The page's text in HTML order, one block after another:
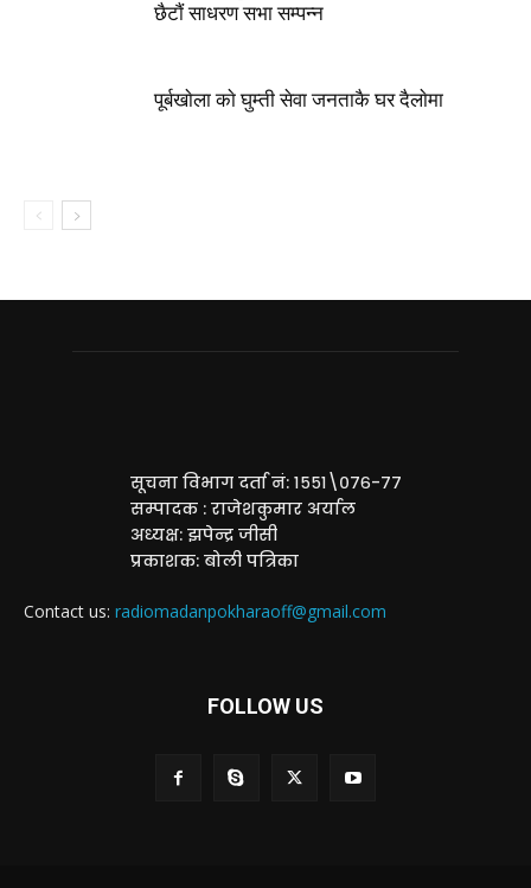
छैटाैं साधरण सभा सम्पन्न
पूर्बखाेला काे घुम्ती सेवा जनताकै घर दैलाेमा
सूचना विभाग दर्ता नं: १५५१\०७६-७७
सम्पादक : राजेशकुमार अर्याल
अध्यक्ष: झपेन्द्र जीसी
प्रकाशक: बोली पत्रिका
Contact us: radiomadanpokharaoff@gmail.com
FOLLOW US